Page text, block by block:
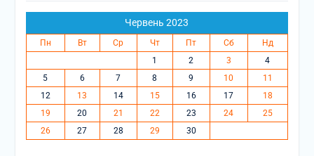
Червень 2023
Пн Вт Ср Чт Пт Сб
Нд
1
2 3
4
5
6 7 8 9 10
11
12
13 14 15 16 17
18
19
20 21 22 23 24
25
26
27 28 29 30